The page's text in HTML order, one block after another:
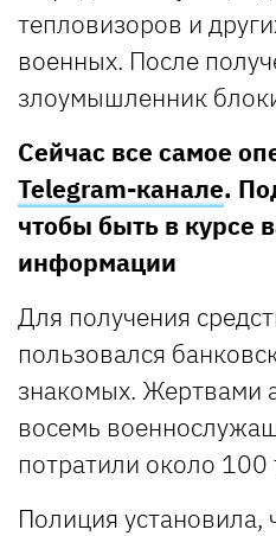
тепловизоров и
военных. После
злоумышленник
Сейчас все самое
Telegram-канале.
чтобы быть в курсе
информации
Для получения
пользовался
знакомых. Жертвами
восемь
потратили около 100
Полиция установила,